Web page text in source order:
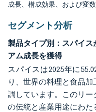
成長、構成効果、および変
セグメント分析
製品タイプ別：スパイス
アム成長を獲得
スパイスは2025年に
り、世界の料理と食品
調しています。このリ
の伝統と産業用途にわた